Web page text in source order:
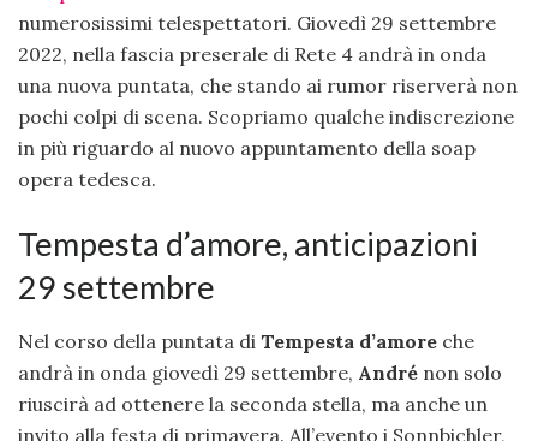
numerosissimi telespettatori. Giovedì 29 settembre
2022, nella fascia preserale di Rete 4 andrà in onda
una nuova puntata, che stando ai rumor riserverà non
pochi colpi di scena. Scopriamo qualche indiscrezione
in più riguardo al nuovo appuntamento della soap
opera tedesca.
Tempesta d’amore, anticipazioni
29 settembre
Nel corso della puntata di Tempesta d’amore che
andrà in onda giovedì 29 settembre, André non solo
riuscirà ad ottenere la seconda stella, ma anche un
invito alla festa di primavera. All’evento i Sonnbichler,